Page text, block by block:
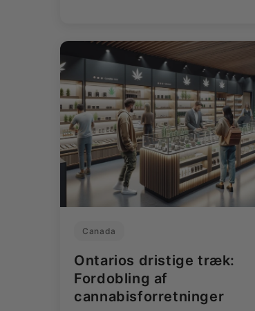
Canada
Ontarios dristige træk:
Fordobling af
cannabisforretninger